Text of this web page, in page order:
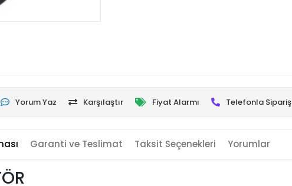
Yorum Yaz Karşılaştır Fiyat Alarmı Telefonla Sipariş
Garanti ve Teslimat Taksit Seçenekleri Yorumlar